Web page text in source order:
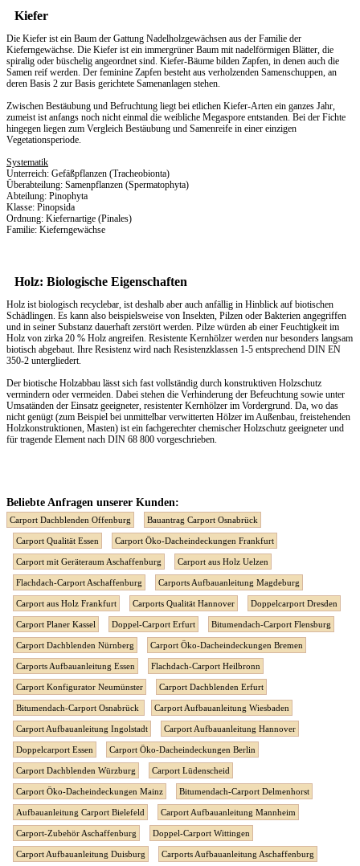
Kiefer
Die Kiefer ist ein Baum der Gattung Nadelholzgewächsen aus der Familie der
Kieferngewächse. Die Kiefer ist ein immergrüner Baum mit nadelförmigen Blätter, die
spiralig oder büschelig angeordnet sind. Kiefer-Bäume bilden Zapfen, in denen auch die
Samen reif werden. Der feminine Zapfen besteht aus verholzenden Samenschuppen, an
deren Basis 2 zur Basis gerichtete Samenanlagen stehen.
Zwischen Bestäubung und Befruchtung liegt bei etlichen Kiefer-Arten ein ganzes Jahr,
zumeist ist anfangs noch nicht einmal die weibliche Megaspore entstanden. Bei der Fichte
hingegen liegen zum Vergleich Bestäubung und Samenreife in einer einzigen
Vegetationsperiode.
Systematik
Unterreich: Gefäßpflanzen (Tracheobionta)
Überabteilung: Samenpflanzen (Spermatophyta)
Abteilung: Pinophyta
Klasse: Pinopsida
Ordnung: Kiefernartige (Pinales)
Familie: Kieferngewächse
Holz: Biologische Eigenschaften
Holz ist biologisch recyclebar, ist deshalb aber auch anfällig in Hinblick auf biotischen
Schädlingen. Es kann also beispielsweise von Insekten, Pilzen oder Bakterien angegriffen
und in seiner Substanz dauerhaft zerstört werden. Pilze würden ab einer Feuchtigkeit im
Holz von zirka 20 % Holz angreifen. Resistente Kernhölzer werden nur besonders langsam
biotisch abgebaut. Ihre Resistenz wird nach Resistenzklassen 1-5 entsprechend DIN EN
350-2 untergliedert.
Der biotische Holzabbau lässt sich fast vollständig durch konstruktiven Holzschutz
vermindern oder vermeiden. Dabei stehen die Verhinderung der Befeuchtung sowie unter
Umsatänden der Einsatz geeigneter, resistenter Kernhölzer im Vordergrund. Da, wo das
nicht genügt (zum Beispiel bei unmittelbar verwitterten Hölzer im Außenbau, freistehenden
Holzkonstruktionen, Masten) ist ein fachgerechter chemischer Holzschutz geeigneter und
für tragende Element nach DIN 68 800 vorgeschrieben.
Beliebte Anfragen unserer Kunden:
Carport Dachblenden Offenburg Bauantrag Carport Osnabrück
Carport Qualität Essen Carport Öko-Dacheindeckungen Frankfurt
Carport mit Geräteraum Aschaffenburg Carport aus Holz Uelzen
Flachdach-Carport Aschaffenburg Carports Aufbauanleitung Magdeburg
Carport aus Holz Frankfurt Carports Qualität Hannover Doppelcarport Dresden
Carport Planer Kassel Doppel-Carport Erfurt Bitumendach-Carport Flensburg
Carport Dachblenden Nürnberg Carport Öko-Dacheindeckungen Bremen
Carports Aufbauanleitung Essen Flachdach-Carport Heilbronn
Carport Konfigurator Neumünster Carport Dachblenden Erfurt
Bitumendach-Carport Osnabrück Carport Aufbauanleitung Wiesbaden
Carport Aufbauanleitung Ingolstadt Carport Aufbauanleitung Hannover
Doppelcarport Essen Carport Öko-Dacheindeckungen Berlin
Carport Dachblenden Würzburg Carport Lüdenscheid
Carport Öko-Dacheindeckungen Mainz Bitumendach-Carport Delmenhorst
Aufbauanleitung Carport Bielefeld Carport Aufbauanleitung Mannheim
Carport-Zubehör Aschaffenburg Doppel-Carport Wittingen
Carport Aufbauanleitung Duisburg Carports Aufbauanleitung Aschaffenburg